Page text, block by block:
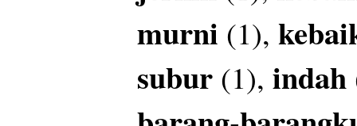
murni (1),
subur (1), indah